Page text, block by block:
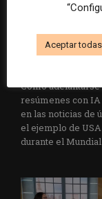
Cómo adelantarse
resúmenes con IA
en las noticias de
el ejemplo de
durante el Mundial
Aceptar todas